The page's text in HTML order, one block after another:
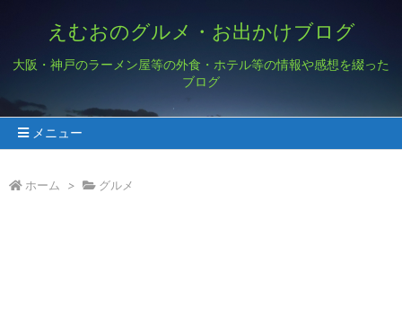
えむおのグルメ・お出かけブログ
大阪・神戸のラーメン屋等の外食・ホテル等の情報や感想を綴った
ブログ
メニュー
ホーム > グルメ